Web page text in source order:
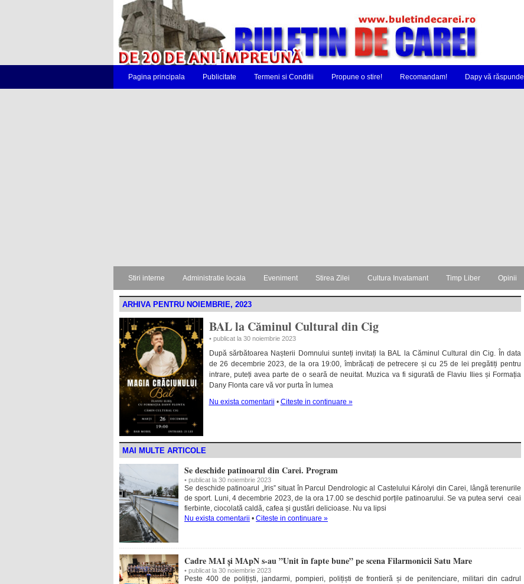
Pagina principala Publicitate Termeni si Conditii Propune o stire! Recomandam! Dapy vă răspunde
Stiri interne Administratie locala Eveniment Stirea Zilei Cultura Invatamant Timp Liber Opinii
ARHIVA PENTRU NOIEMBRIE, 2023
BAL la Căminul Cultural din Cig
• publicat la 30 noiembrie 2023
După sărbătoarea Nașterii Domnului sunteți invitați la BAL la Căminul Cultural din Cig. În data
de 26 decembrie 2023, de la ora 19:00, îmbrăcați de petrecere și cu 25 de lei pregătiți pentru
intrare, puteți avea parte de o seară de neuitat. Muzica va fi sigurată de Flaviu Ilies și Formația
Dany Flonta care vă vor purta în lumea
Nu exista comentarii • Citeste in continuare »
MAI MULTE ARTICOLE
Se deschide patinoarul din Carei. Program
• publicat la 30 noiembrie 2023
Se deschide patinoarul „Iris” situat în Parcul Dendrologic al Castelului Károlyi din Carei, lângă terenurile
de sport. Luni, 4 decembrie 2023, de la ora 17.00 se deschid porțile patinoarului. Se va putea servi ceai
fierbinte, ciocolată caldă, cafea și gustări delicioase. Nu va lipsi
Nu exista comentarii • Citeste in continuare »
Cadre MAI și MApN s-au ”Unit în fapte bune” pe scena Filarmonicii Satu Mare
• publicat la 30 noiembrie 2023
Peste 400 de polițiști, jandarmi, pompieri, polițiști de frontieră și de penitenciare, militari din cadrul